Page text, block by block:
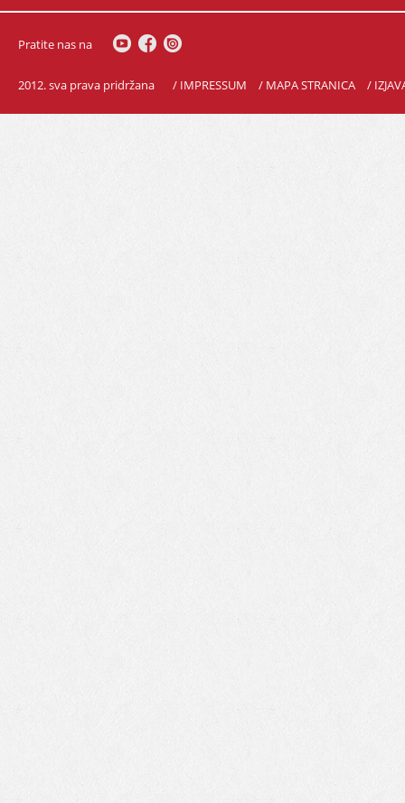
Pratite nas na
2012. sva prava pridržana / IMPRESSUM / MAPA STRANICA /